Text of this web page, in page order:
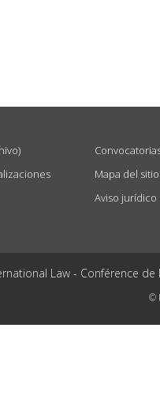
Mapa del sitio
Aviso jurídico
Law - Conférence
©